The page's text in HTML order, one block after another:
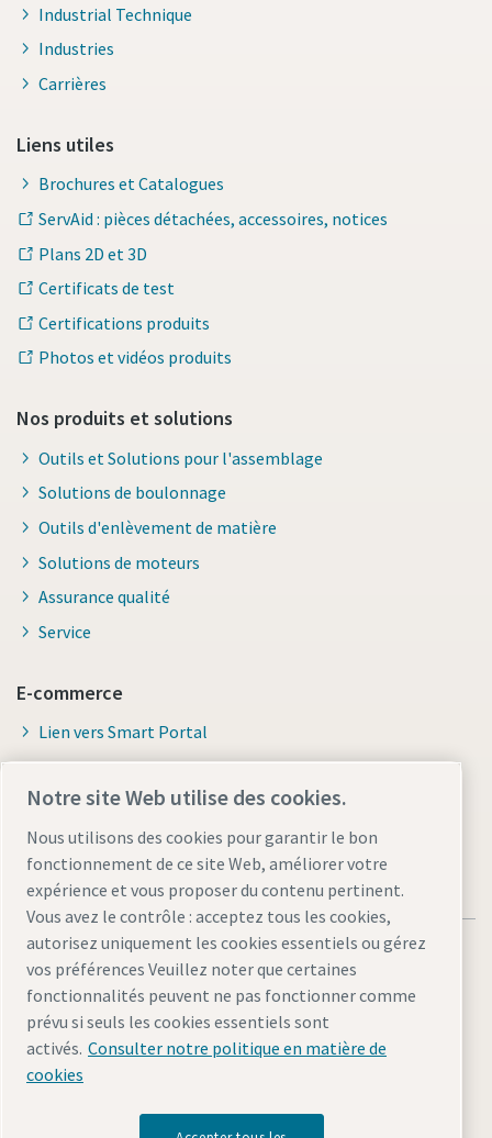
Industrial Technique
Industries
Carrières
Liens utiles
Brochures et Catalogues
ServAid : pièces détachées, accessoires, notices
Plans 2D et 3D
Certificats de test
Certifications produits
Photos et vidéos produits
Nos produits et solutions
Outils et Solutions pour l'assemblage
Solutions de boulonnage
Outils d'enlèvement de matière
Solutions de moteurs
Assurance qualité
Service
E-commerce
Lien vers Smart Portal
Politique de confidentialité et cookiesGérer les cookies
Accessibilité
© 2026 Atlas Copco Applications Industrielles
Notre site Web utilise des cookies.
Nous utilisons des cookies pour garantir le bon
fonctionnement de ce site Web, améliorer votre
expérience et vous proposer du contenu pertinent.
Vous avez le contrôle : acceptez tous les cookies,
autorisez uniquement les cookies essentiels ou gérez
vos préférences Veuillez noter que certaines
fonctionnalités peuvent ne pas fonctionner comme
prévu si seuls les cookies essentiels sont
activés. Consulter notre politique en matière de
cookies